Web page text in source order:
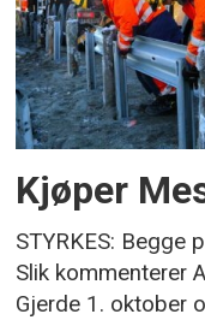
Kjøper
STYRKES: Begge
Slik kommenterer
Gjerde 1. oktober